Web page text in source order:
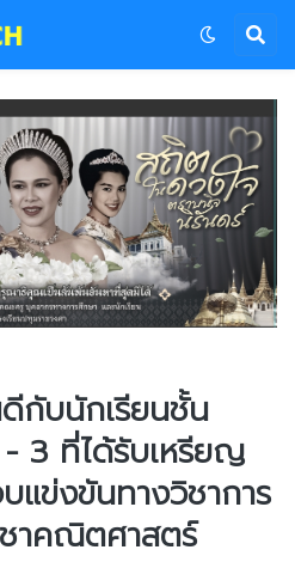
กับนักเรียนชั้น
3 ที่ได้รับเหรียญ
แข่งขันทางวิชาการ
าคณิตศาสตร์